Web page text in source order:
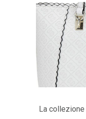
La collezione